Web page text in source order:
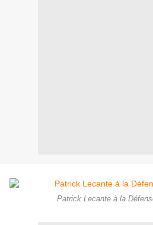
Patrick Lecante à la